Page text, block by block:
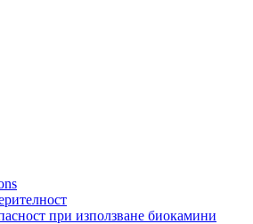
при използване биокамини